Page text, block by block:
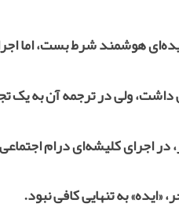
هوشمند شرط بست، اما
داشت، ولی در ترجمه آن به یک
در اجرای کلیشه‌ای درام
«ایده» به تنهایی کافی نبود.